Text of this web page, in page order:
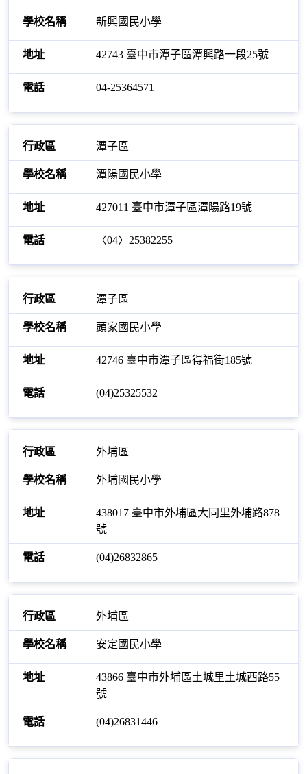
新興國民小學
42743 臺中市潭子區潭興路一段25號
04-25364571
潭子區
潭陽國民小學
427011 臺中市潭子區潭陽路19號
〈04〉25382255
潭子區
頭家國民小學
42746 臺中市潭子區得福街185號
(04)25325532
外埔區
外埔國民小學
438017 臺中市外埔區大同里外埔路878
號
(04)26832865
外埔區
安定國民小學
43866 臺中市外埔區土城里土城西路55
號
(04)26831446